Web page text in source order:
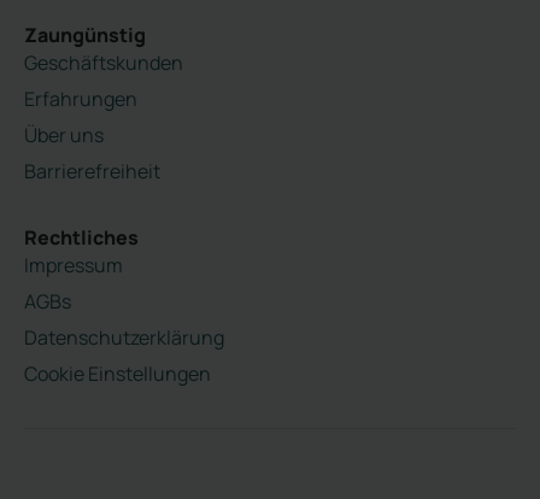
Zaungünstig
Geschäftskunden
Erfahrungen
Über uns
Barrierefreiheit
Rechtliches
Impressum
AGBs
Datenschutzerklärung
Cookie Einstellungen